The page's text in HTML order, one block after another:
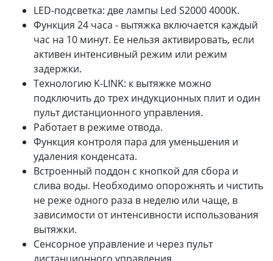
LED-подсветка: две лампы Led S2000 4000K.
Функция 24 часа - вытяжка включается каждый
час на 10 минут. Ее нельзя активировать, если
активен интенсивный режим или режим
задержки.
Технологию K-LINK: к вытяжке можно
подключить до трех индукционных плит и один
пульт дистанционного управления.
Работает в режиме отвода.
Функция контроля пара для уменьшения и
удаления конденсата.
Встроенный поддон с кнопкой для сбора и
слива воды. Необходимо опорожнять и чистить
не реже одного раза в неделю или чаще, в
зависимости от интенсивности использования
вытяжки.
Сенсорное управление и через пульт